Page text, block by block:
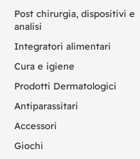
Post chirurgia, dispositivi e
analisi
Integratori alimentari
Cura e igiene
Prodotti Dermatologici
Antiparassitari
Accessori
Giochi